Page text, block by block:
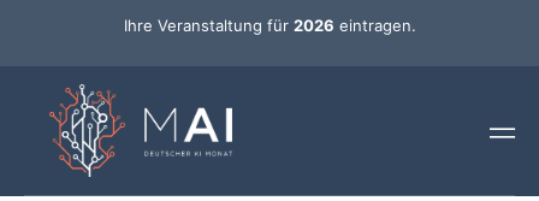
Ihre Veranstaltung für 2026 eintragen.